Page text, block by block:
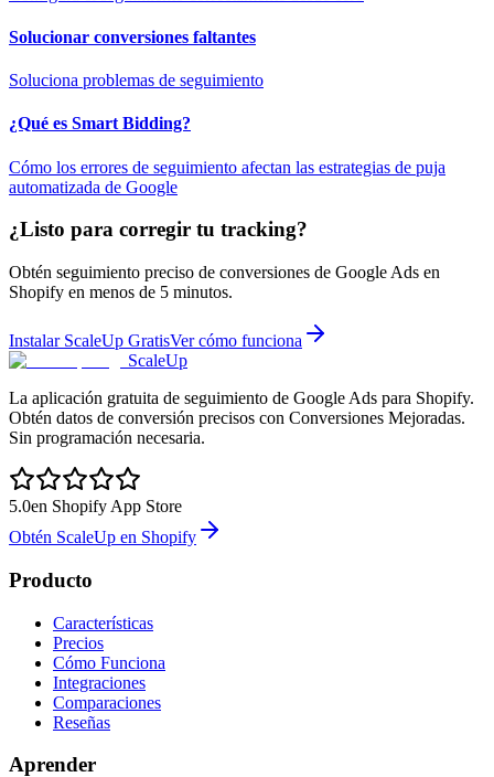
Solucionar conversiones faltantes
Soluciona problemas de seguimiento
¿Qué es Smart Bidding?
Cómo los errores de seguimiento afectan las estrategias de puja
automatizada de Google
¿Listo para corregir tu tracking?
Obtén seguimiento preciso de conversiones de Google Ads en
Shopify en menos de 5 minutos.
Instalar ScaleUp GratisVer cómo funciona
ScaleUp
La aplicación gratuita de seguimiento de Google Ads para Shopify.
Obtén datos de conversión precisos con Conversiones Mejoradas.
Sin programación necesaria.
5.0en Shopify App Store
Obtén ScaleUp en Shopify
Producto
Características
Precios
Cómo Funciona
Integraciones
Comparaciones
Reseñas
Aprender